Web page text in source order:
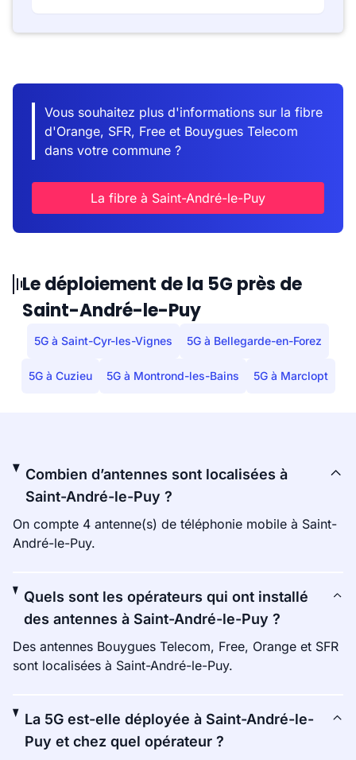
Vous souhaitez plus d'informations sur la fibre
d'Orange, SFR, Free et Bouygues Telecom
dans votre commune ?
La fibre à Saint-André-le-Puy
Le déploiement de la 5G près de
Saint-André-le-Puy
5G à Saint-Cyr-les-Vignes 5G à Bellegarde-en-Forez
5G à Cuzieu 5G à Montrond-les-Bains 5G à Marclopt
Combien d’antennes sont localisées à
Saint-André-le-Puy ?
On compte 4 antenne(s) de téléphonie mobile à Saint-
André-le-Puy.
Quels sont les opérateurs qui ont installé
des antennes à Saint-André-le-Puy ?
Des antennes Bouygues Telecom, Free, Orange et SFR
sont localisées à Saint-André-le-Puy.
La 5G est-elle déployée à Saint-André-le-
Puy et chez quel opérateur ?